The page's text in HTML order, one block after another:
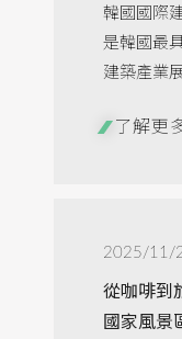
韓國國際
是韓國最
建築產業
了解更
2025/11/
從咖啡到
國家風景